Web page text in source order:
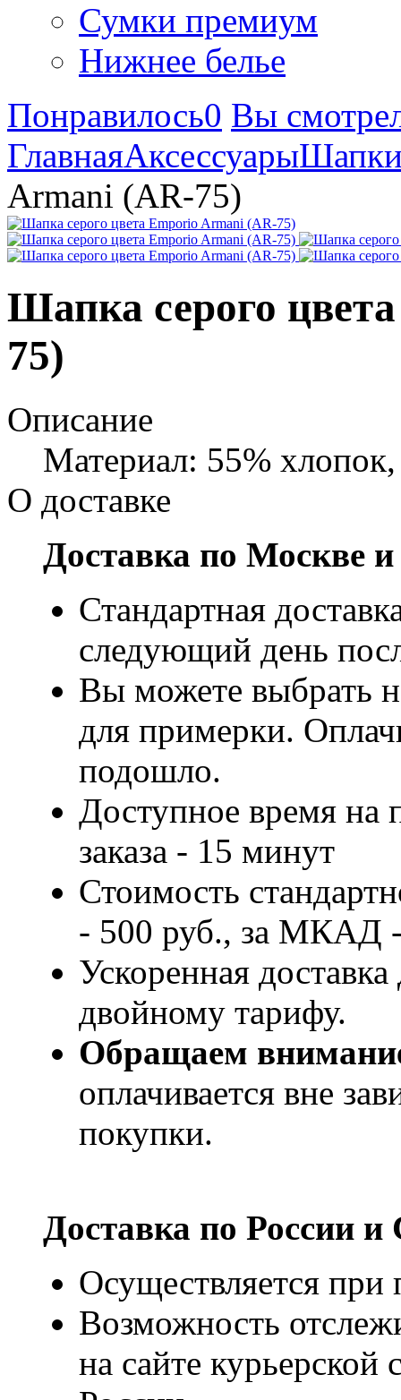
Сумки премиум
Нижнее белье
Понравилось0 Вы
ГлавнаяАксессуары
Armani (AR-75)
Шапка серого
75)
Описание
Материал: 55%
О доставке
Доставка по Москве
Стандартная
следующий день
Вы можете выбрать
для примерки.
подошло.
Доступное время на
заказа - 15 минут
Стоимость
- 500 руб., за МКАД
Ускоренная
двойному тарифу.
Обращаем
оплачивается вне
покупки.
Доставка по России
Осуществляется при
Возможность
на сайте